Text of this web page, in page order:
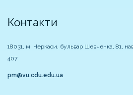
Контакти
18031, м. Черкаси, бульвар Шевченка, 81,
407
pm@vu.cdu.edu.ua